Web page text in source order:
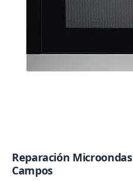
Reparación
Campos